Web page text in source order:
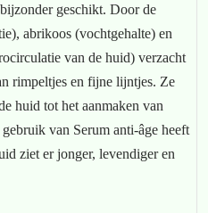
geschikt. Door de
abrikoos (vochtgehalte) en
van de huid) verzacht
rimpeltjes en fijne lijntjes. Ze
huid tot het aanmaken van
van Serum anti-âge heeft
ziet er jonger, levendiger en